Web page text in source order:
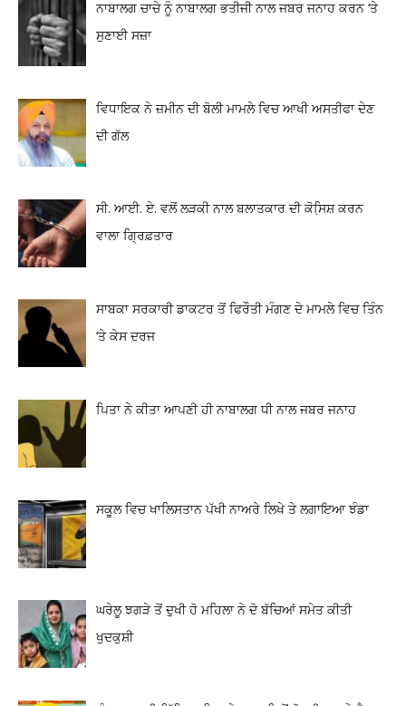
ਨਾਬਾਲਗ ਚਾਚੇ ਨੂੰ ਨਾਬਾਲਗ ਭਤੀਜੀ ਨਾਲ ਜਬਰ ਜਨਾਹ ਕਰਨ ‘ਤੇ
ਸੁਣਾਈ ਸਜ਼ਾ
ਵਿਧਾਇਕ ਨੇ ਜ਼ਮੀਨ ਦੀ ਬੋਲੀ ਮਾਮਲੇ ਵਿਚ ਆਖੀ ਅਸਤੀਫਾ ਦੇਣ
ਦੀ ਗੱਲ
ਸੀ. ਆਈ. ਏ. ਵਲੋਂ ਲੜਕੀ ਨਾਲ ਬਲਾਤਕਾਰ ਦੀ ਕੋਸਿ਼ਸ਼ ਕਰਨ
ਵਾਲਾ ਗ੍ਰਿਫ਼ਤਾਰ
ਸਾਬਕਾ ਸਰਕਾਰੀ ਡਾਕਟਰ ਤੋਂ ਫਿਰੌਤੀ ਮੰਗਣ ਦੇ ਮਾਮਲੇ ਵਿਚ ਤਿੰਨ
‘ਤੇ ਕੇਸ ਦਰਜ
ਪਿਤਾ ਨੇ ਕੀਤਾ ਆਪਣੀ ਹੀ ਨਾਬਾਲਗ ਧੀ ਨਾਲ ਜਬਰ ਜਨਾਹ
ਸਕੂਲ ਵਿਚ ਖਾਲਿਸਤਾਨ ਪੱਖੀ ਨਾਅਰੇ ਲਿਖੇ ਤੇ ਲਗਾਇਆ ਝੰਡਾ
ਘਰੇਲੂ ਝਗੜੇ ਤੋਂ ਦੁਖੀ ਹੋ ਮਹਿਲਾ ਨੇ ਦੋ ਬੱਚਿਆਂ ਸਮੇਤ ਕੀਤੀ
ਖੁਦਕੁਸ਼ੀ